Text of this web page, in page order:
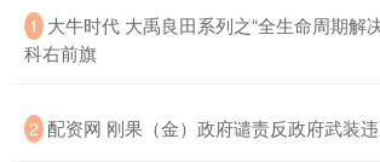
1 大牛时代 大禹良田系列之“全生命周期解
科右前旗
2 配资网 刚果（金）政府谴责反政府武装